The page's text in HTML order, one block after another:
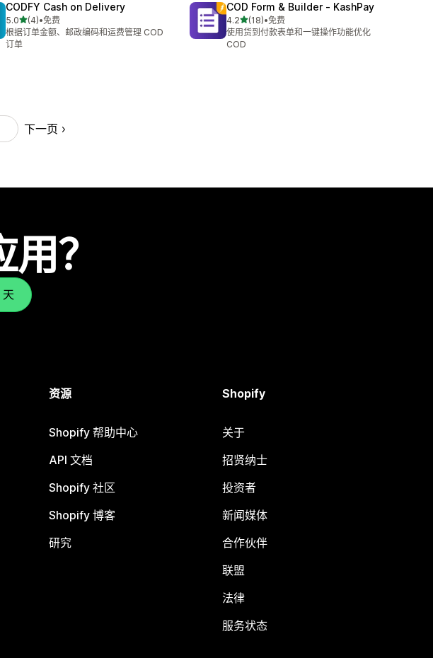
CODFY Cash on Delivery
5.0星（满分 5 星）
(4)
总共 4 条评论
•免费
根据订单金额、邮政编码和运费管理 COD
订单
COD Form & Builder ‑ KashPay
4.2星（满分 5 星）
(18)
总共 18 条评论
•免费
使用货到付款表单和一键操作功能优化
COD
下一页
？
资源
Shopify 帮助中心
API 文档
Shopify 社区
Shopify 博客
研究
Shopify
关于
招贤纳士
投资者
新闻媒体
合作伙伴
联盟
法律
服务状态